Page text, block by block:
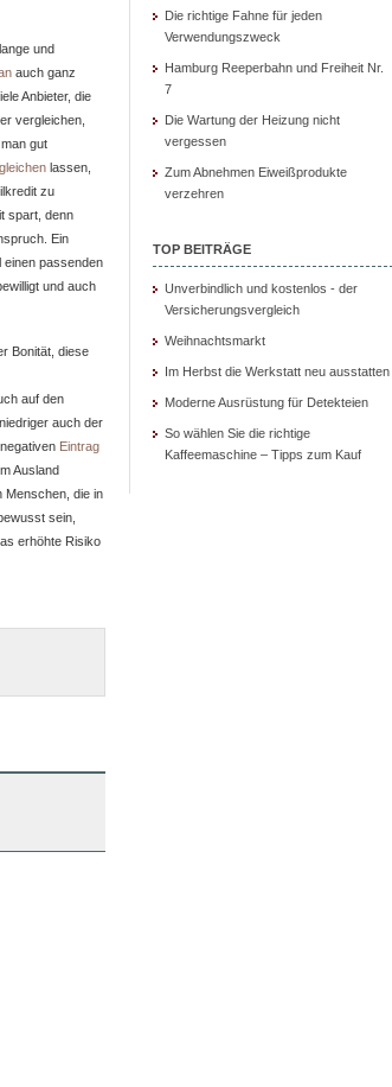
und
auch ganz
Anbieter, die
vergleichen,
gut
lassen,
zu
spart, denn
Ein
einen passenden
und auch
Bonität, diese
auf den
auch der
Eintrag
Ausland
Menschen, die in
sein,
erhöhte Risiko
Die richtige Fahne für jeden
Verwendungszweck
Hamburg Reeperbahn und Freiheit Nr.
7
Die Wartung der Heizung nicht
vergessen
Zum Abnehmen Eiweißprodukte
verzehren
TOP BEITRÄGE
Unverbindlich und kostenlos - der
Versicherungsvergleich
Weihnachtsmarkt
Im Herbst die Werkstatt neu ausstatten
Moderne Ausrüstung für Detekteien
So wählen Sie die richtige
Kaffeemaschine – Tipps zum Kauf